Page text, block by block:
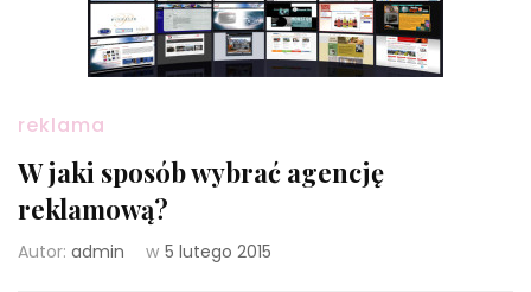
reklama
W jaki sposób wybrać agencję
reklamową?
Autor: admin w 5 lutego 2015